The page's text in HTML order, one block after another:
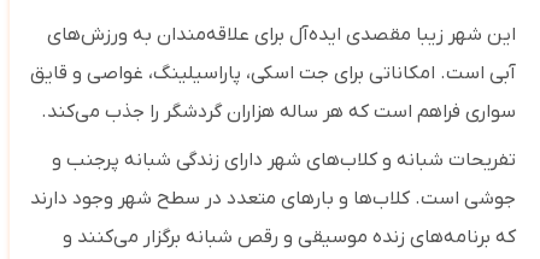
این شهر زیبا مقصدی ایده‌آل برای علاقه‌مندان به ورزش‌های
آبی است. امکاناتی برای جت اسکی، پاراسیلینگ، غواصی و قایق‌
سواری فراهم است که هر ساله هزاران گردشگر را جذب می‌کند.
تفریحات شبانه و کلاب‌های شهر دارای زندگی شبانه پرجنب ‌و
جوشی است. کلاب‌ها و بارهای متعدد در سطح شهر وجود دارند
که برنامه‌های زنده موسیقی و رقص شبانه برگزار می‌کنند و